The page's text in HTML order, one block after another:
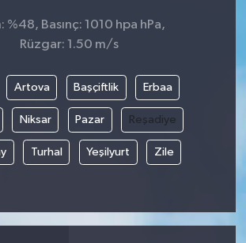
%48, Basınç: 1010 hpa hPa,
Rüzgar: 1.50 m/s
Artova Başçiftlik Erbaa
Niksar Pazar Reşadiye
Turhal Yeşilyurt Zile